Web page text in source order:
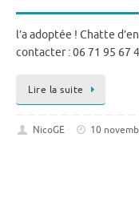
l’a adoptée ! Chatte
contacter : 06 71 95 67
Lire la suite
NicoGE 10